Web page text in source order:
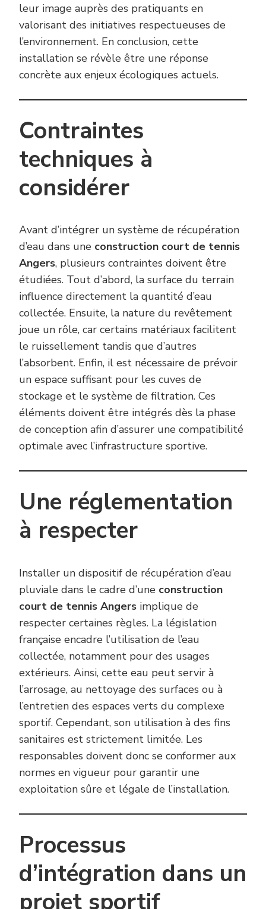
leur image auprès des pratiquants en
valorisant des initiatives respectueuses de
l’environnement. En conclusion, cette
installation se révèle être une réponse
concrète aux enjeux écologiques actuels.
Contraintes
techniques à
considérer
Avant d’intégrer un système de récupération
d’eau dans une construction court de tennis
Angers, plusieurs contraintes doivent être
étudiées. Tout d’abord, la surface du terrain
influence directement la quantité d’eau
collectée. Ensuite, la nature du revêtement
joue un rôle, car certains matériaux facilitent
le ruissellement tandis que d’autres
l’absorbent. Enfin, il est nécessaire de prévoir
un espace suffisant pour les cuves de
stockage et le système de filtration. Ces
éléments doivent être intégrés dès la phase
de conception afin d’assurer une compatibilité
optimale avec l’infrastructure sportive.
Une réglementation
à respecter
Installer un dispositif de récupération d’eau
pluviale dans le cadre d’une construction
court de tennis Angers implique de
respecter certaines règles. La législation
française encadre l’utilisation de l’eau
collectée, notamment pour des usages
extérieurs. Ainsi, cette eau peut servir à
l’arrosage, au nettoyage des surfaces ou à
l’entretien des espaces verts du complexe
sportif. Cependant, son utilisation à des fins
sanitaires est strictement limitée. Les
responsables doivent donc se conformer aux
normes en vigueur pour garantir une
exploitation sûre et légale de l’installation.
Processus
d’intégration dans un
projet sportif